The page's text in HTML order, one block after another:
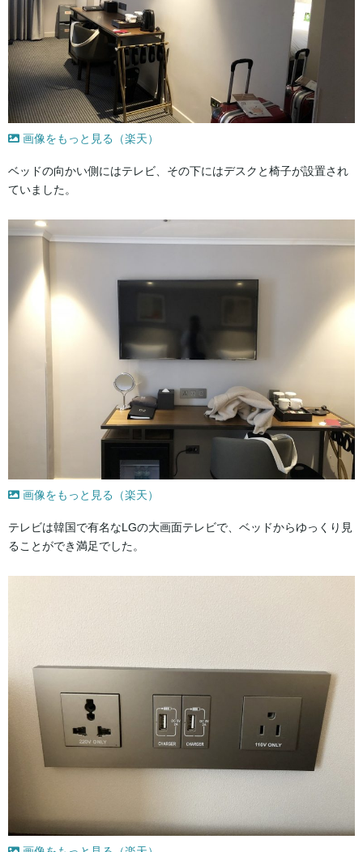
画像をもっと見る（楽天）
ベッドの向かい側にはテレビ、その下にはデスクと椅子が設置され
ていました。
画像をもっと見る（楽天）
テレビは韓国で有名なLGの大画面テレビで、ベッドからゆっくり見
ることができ満足でした。